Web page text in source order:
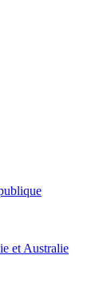
et Australie